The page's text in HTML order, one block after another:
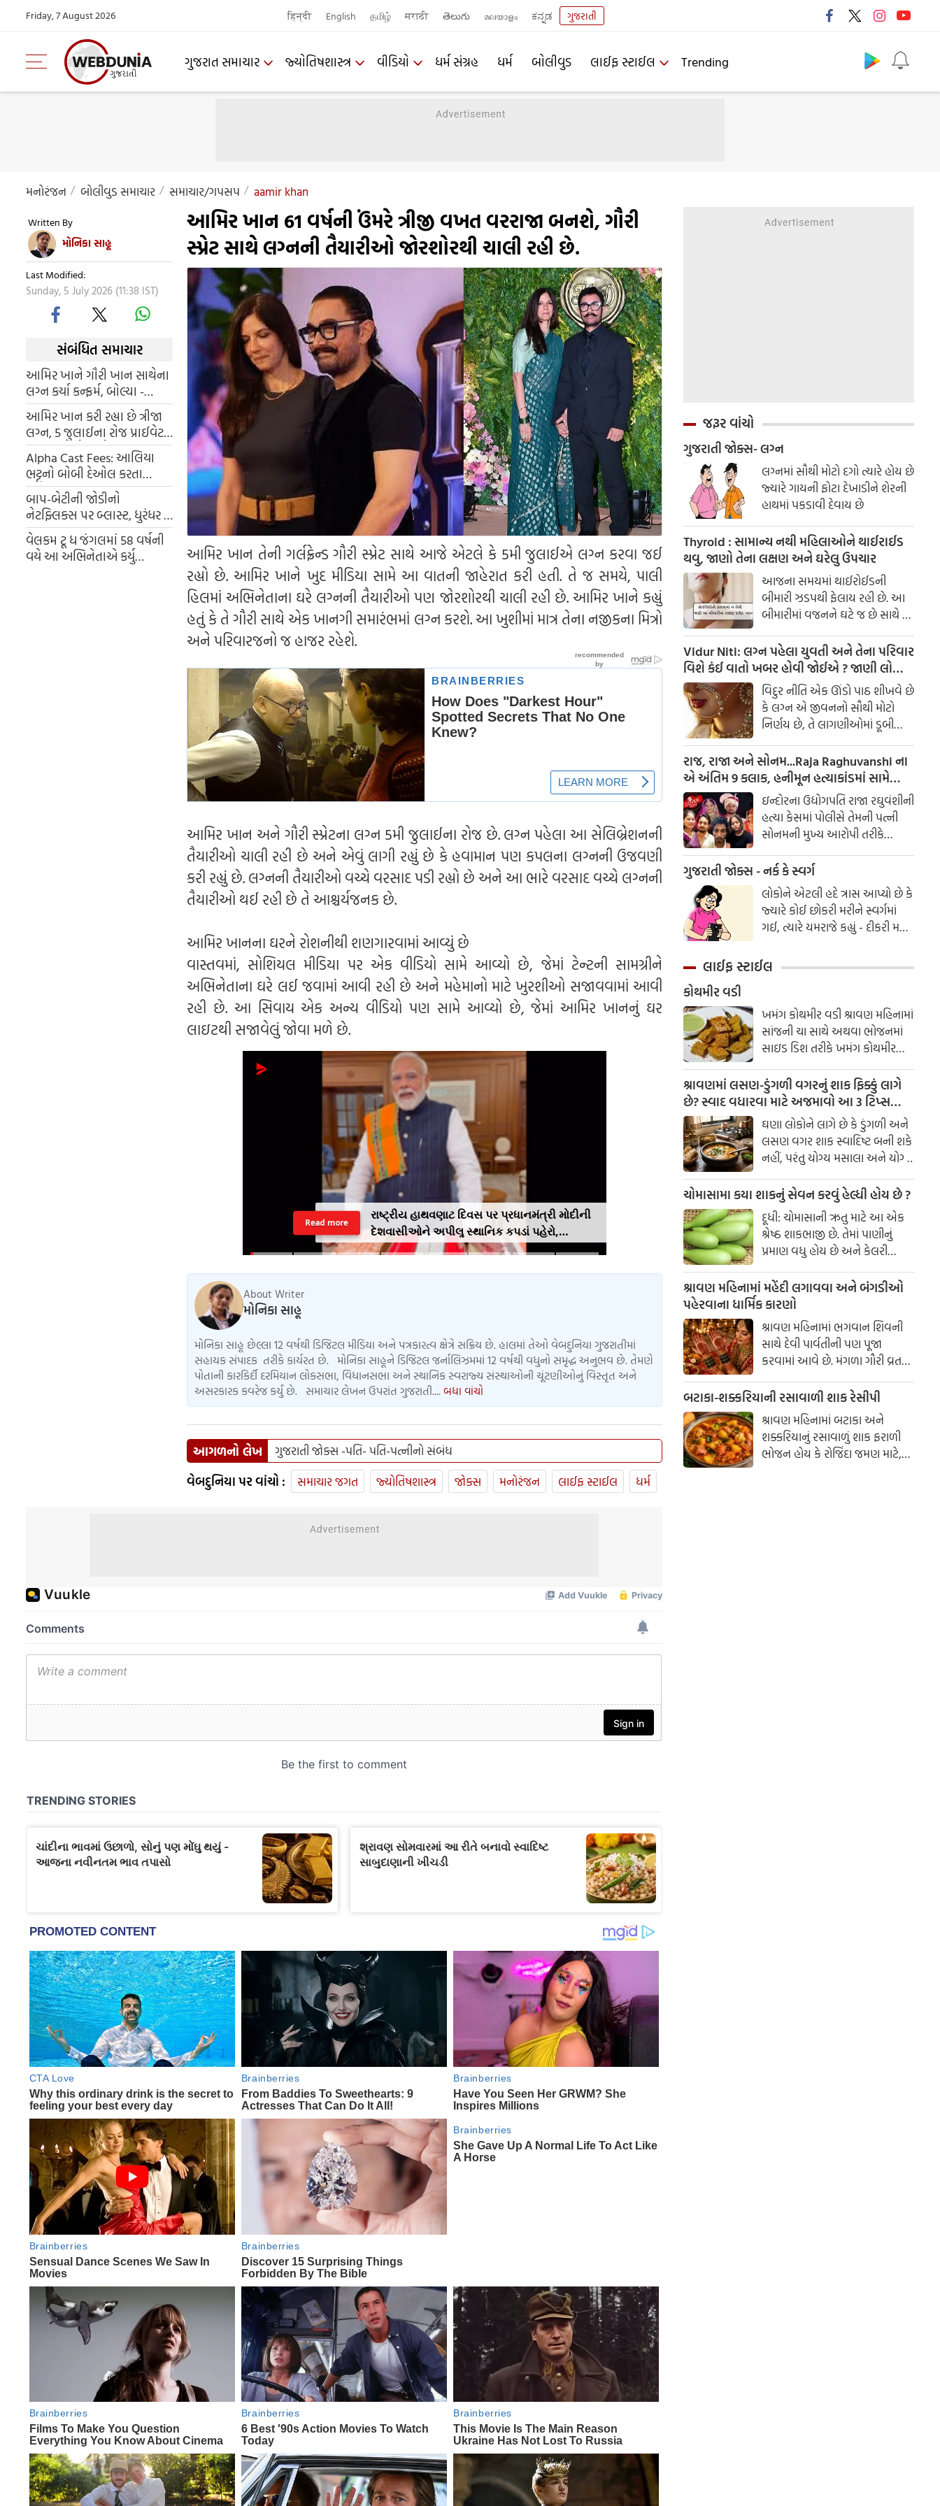
Friday, 7 August 2026 हिन्दी English தமிழ் मराठी తెలుగు മലയാളം ಕನ್ನಡ ગુજરાતી
ગુજરાત સમાચાર જ્યોતિષશાસ્ત્ર વીડિયો ધર્મ સંગ્રહ ધર્મ બોલીવુડ લાઈફ સ્ટાઈલ Trending
મનોરંજન બોલીવુડ સમાચાર સમાચાર/ગપસપ aamir khan
Written By
મોનિકા સાહૂ
Last Modified:
Sunday, 5 July 2026 (11:38 IST)
સંબંધિત સમાચાર
આમિર ખાને ગૌરી ખાન સાથેના
લગ્ન કર્યા કન્ફર્મ, બોલ્યા -
બધાના આશીર્વાદ જોઈએ
આમિર ખાન કરી રહ્યા છે ત્રીજા
લગ્ન, 5 જુલાઈના રોજ પ્રાઈવેટ
સેરેમનીમં ગૌરી સ્પ્રૈટને બનાવશે
પત્ની
Alpha Cast Fees: આલિયા
ભટ્ટનો બોબી દેઓલ કરતા
316.67% વધુ ચાર્જ, અનિલ કપૂર
તો ઠીક, શર્વરી ને સૌથી ઓછા
બાપ-બેટીની જોડીનો
નેટફ્લિક્સ પર બ્લાસ્ટ, ધુરંધર ધ
રિવેંજ અને ભૂત બંગલાને
પછાડીને બની નંબર 1
વેલકમ ટૂ ધ જંગલમાં 58 વર્ષની
વયે આ અભિનેતાએ કર્યુ
આમિર ખાન 61 વર્ષની ઉંમરે ત્રીજી વખત વરરાજા બનશે, ગૌરી
સ્પ્રેટ સાથે લગ્નની તૈયારીઓ જોરશોરથી ચાલી રહી છે.
આમિર ખાન તેની ગર્લફ્રેન્ડ ગૌરી સ્પ્રેટ સાથે આજે એટલે કે 5મી જુલાઈએ લગ્ન કરવા જઈ
રહ્યો છે. આમિર ખાને ખુદ મીડિયા સામે આ વાતની જાહેરાત કરી હતી. તે જ સમયે, પાલી
હિલમાં અભિનેતાના ઘરે લગ્નની તૈયારીઓ પણ જોરશોરથી ચાલી રહી છે. આમિર ખાને કહ્યું
હતું કે તે ગૌરી સાથે એક ખાનગી સમારંભમાં લગ્ન કરશે. આ ખુશીમાં માત્ર તેના નજીકના મિત્રો
અને પરિવારજનો જ હાજર રહેશે.
આમિર ખાન અને ગૌરી સ્પ્રેટના લગ્ન 5મી જુલાઈના રોજ છે. લગ્ન પહેલા આ સેલિબ્રેશનની
તૈયારીઓ ચાલી રહી છે અને એવું લાગી રહ્યું છે કે હવામાન પણ કપલના લગ્નની ઉજવણી
કરી રહ્યું છે. લગ્નની તૈયારીઓ વચ્ચે વરસાદ પડી રહ્યો છે અને આ ભારે વરસાદ વચ્ચે લગ્નની
તૈયારીઓ થઈ રહી છે તે આશ્ચર્યજનક છે.
આમિર ખાનના ઘરને રોશનીથી શણગારવામાં આવ્યું છે
વાસ્તવમાં, સોશિયલ મીડિયા પર એક વીડિયો સામે આવ્યો છે, જેમાં ટેન્ટની સામગ્રીને
અભિનેતાના ઘરે લઈ જવામાં આવી રહી છે અને મહેમાનો માટે ખુરશીઓ સજાવવામાં આવી
રહી છે. આ સિવાય એક અન્ય વીડિયો પણ સામે આવ્યો છે, જેમાં આમિર ખાનનું ઘર
લાઇટથી સજાવેલું જોવા મળે છે.
રાષ્ટ્રીય હાથવણાટ દિવસ પર પ્રધાનમંત્રી મોદીની
દેશવાસીઓને અપીલૢ સ્થાનિક કપડાં પહેરો,
'GRWM' ટ્રેન્ડ ફોલો કરો
Read more
About Writer
મોનિકા સાહૂ
મોનિકા સાહૂ છેલ્લા 12 વર્ષથી ડિજિટલ મીડિયા અને પત્રકારત્વ ક્ષેત્રે સક્રિય છે. હાલમાં તેઓ વેબદુનિયા ગુજરાતીમાં
સહાયક સંપાદક તરીકે કાર્યરત છે. મોનિકા સાહૂને ડિજિટલ જર્નાલિઝમમાં 12 વર્ષથી વધુનો સમૃદ્ધ અનુભવ છે. તેમણે
પોતાની કારકિર્દી દરમિયાન લોકસભા, વિધાનસભા અને સ્થાનિક સ્વરાજ્ય સંસ્થાઓની ચૂંટણીઓનું વિસ્તૃત અને
અસરકારક કવરેજ કર્યું છે. સમાચાર લેખન ઉપરાંત ગુજરાતી.... બધા વાંચો
આગળનો લેખ ગુજરાતી જોક્સ -પતિ- પતિ-પત્નીનો સંબંધ
વેબદુનિયા પર વાંચો : સમાચાર જગત જ્યોતિષશાસ્ત્ર જોક્સ મનોરંજન લાઈફ સ્ટાઈલ ધર્મ
જરૂર વાંચો
ગુજરાતી જોક્સ- લગ્ન
લગ્નમાં સૌથી મોટો દગો ત્યારે હોય છે
જ્યારે ગાયની ફોટા દેખાડીને શેરની
હાથમાં પકડાવી દેવાય છે
Thyroid : સામાન્ય નથી મહિલાઓને થાઈરાઈડ
થવુ, જાણો તેના લક્ષણ અને ઘરેલુ ઉપચાર
આજના સમયમાં થાઈરોઈડની
બીમારી ઝડપથી ફેલાય રહી છે. આ
બીમારીમાં વજનને ઘટે જ છે સાથે જ
હોર્મોન પણ ગડબડ થઈ જાય છે.
આર્યુવેદનુ માનીએ તો થાઈરોઈડ
થવાનુ કારણ પિત્ત અને કફ સાથે
સંબંધિત છે. થાઈરોઈડ ગ્લેંડ આપણા
શરીરમાં જોવા મળનારી સૌથી મોટી
અંતસ્ત્રાવી ગ્રંથિયોમાંથી એક છે.
Vidur Niti: લગ્ન પહેલા યુવતી અને તેના પરિવાર
વિશે કંઈ વાતો ખબર હોવી જોઈએ ? જાણી લો
નહી તો થશે પસ્તાવોવિદુર નીતિ એક ઊંડો પાઠ શીખવે છે
કે લગ્ન એ જીવનનો સૌથી મોટો
નિર્ણય છે, તે લાગણીઓમાં ડૂબી
જઈને ન લેવો જોઈએ. લગ્ન પહેલાં
કેટલીક બાબતો જાણવી જરૂરી છે, જે
પાછળથી સંબંધનો પાયો નક્કી કરે
રાજ, રાજા અને સોનમ...Raja Raghuvanshi ના
એ અંતિમ 9 કલાક, હનીમૂન હત્યાકાંડમાં સામે
આવ્યા નવા FACTSઇન્દોરના ઉદ્યોગપતિ રાજા રઘુવંશીની
હત્યા કેસમાં પોલીસે તેમની પત્ની
સોનમની મુખ્ય આરોપી તરીકે
ધરપકડ કરી છે. શરૂઆતની
તપાસમાં જાણવા મળ્યું છે કે સોનમે
તેના પતિની હત્યા કરી હતી અને
લાશ મેઘાલયમાં ખાડામાં ફેંકી દીધી
હતી. સોનમે ત્રણ હત્યારાઓની મદદ
લીધી હતી અને હનીમૂન દરમિયાન
ગુજરાતી જોક્સ - નર્ક કે સ્વર્ગ
લોકોને એટલી હદે ત્રાસ આપ્યો છે કે
જ્યારે કોઈ છોકરી મરીને સ્વર્ગમાં
ગઈ, ત્યારે યમરાજે કહ્યું - દીકરી મને
છોકરી -
લાઈફ સ્ટાઈલ
કોથમીર વડી
ખમંગ કોથમીર વડી શ્રાવણ મહિનામાં
સાંજની ચા સાથે અથવા ભોજનમાં
સાઇડ ડિશ તરીકે ખમંગ કોથમીર
વડી એકદમ સ્વાદિષ્ટ લાગે છે.
બનાવવામાં સરળ અને ચટપટી આ
વડી પરિવારના દરેક સભ્યને પસંદ
આવશે. સામગ્રી
શ્રાવણમાં લસણ-ડુંગળી વગરનું શાક ફિક્કું લાગે
છે? સ્વાદ વધારવા માટે અજમાવો આ 3 ટિપ્સ
લસણ-ડુંગળી વગર સ્વાદિષ્ટ શાક કેવી રીતે
બનાવવું?
ઘણા લોકોને લાગે છે કે ડુંગળી અને
લસણ વગર શાક સ્વાદિષ્ટ બની શકે
નહીં, પરંતુ યોગ્ય મસાલા અને યોગ્ય
સમયે વઘાર કરવાથી શાકના
સ્વાદમાં ઘણો ફરક પડી શકે છે.
કેટલીક સરળ કિચન ટ્રિક્સની
મદદથી તમે કોઈપણ શાકને સ્વાદિષ્ટ
બનાવી શકો છો.
ચોમાસામા કયા શાકનું સેવન કરવું હેલ્ધી હોય છે ?
દૂધી: ચોમાસાની ઋતુ માટે આ એક
શ્રેષ્ઠ શાકભાજી છે. તેમાં પાણીનું
પ્રમાણ વધુ હોય છે અને કેલરી
ઓછી હોય છે. તે હલકું હોય છે અને
સ્વસ્થ પાચનતંત્ર જાળવવામાં મદદ
કરે છે.
શ્રાવણ મહિનામાં મહેંદી લગાવવા અને બંગડીઓ
પહેરવાના ધાર્મિક કારણો
શ્રાવણ મહિનામાં ભગવાન શિવની
સાથે દેવી પાર્વતીની પણ પૂજા
કરવામાં આવે છે. મંગળા ગૌરી વ્રત
અને હરિયાળી તીજ જેવા પ્રસંગોએ
મહેંદી લગાવવી અને લીલા રંગના
કપડાં પહેરવા એ પતિના લાંબા
આયુષ્ય અને સુખી દામ્પત્ય જીવન
માટે શુભ માનવામાં આવે છે.
આપણી પરંપરાઓમાં, સ્ત્રીઓને
બટાકા-શક્કરિયાની રસાવાળી શાક રેસીપી
શ્રાવણ મહિનામાં બટાકા અને
શક્કરિયાનું રસાવાળું શાક ફરાળી
ભોજન હોય કે રોજિંદા જમણ માટે,